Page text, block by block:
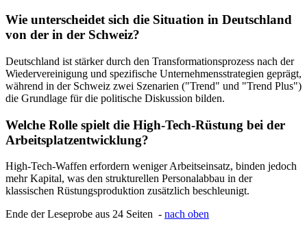
Wie unterscheidet sich die Situation in Deutschland
von der in der Schweiz?
Deutschland ist stärker durch den Transformationsprozess nach der
Wiedervereinigung und spezifische Unternehmensstrategien geprägt,
während in der Schweiz zwei Szenarien ("Trend" und "Trend Plus")
die Grundlage für die politische Diskussion bilden.
Welche Rolle spielt die High-Tech-Rüstung bei der
Arbeitsplatzentwicklung?
High-Tech-Waffen erfordern weniger Arbeitseinsatz, binden jedoch
mehr Kapital, was den strukturellen Personalabbau in der
klassischen Rüstungsproduktion zusätzlich beschleunigt.
Ende der Leseprobe aus 24 Seiten - nach oben